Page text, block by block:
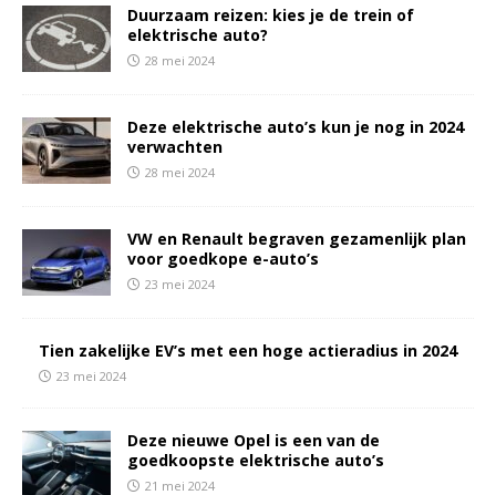
Duurzaam reizen: kies je de trein of
elektrische auto?
28 mei 2024
Deze elektrische auto’s kun je nog in 2024
verwachten
28 mei 2024
VW en Renault begraven gezamenlijk plan
voor goedkope e-auto’s
23 mei 2024
Tien zakelijke EV’s met een hoge actieradius in 2024
23 mei 2024
Deze nieuwe Opel is een van de
goedkoopste elektrische auto’s
21 mei 2024